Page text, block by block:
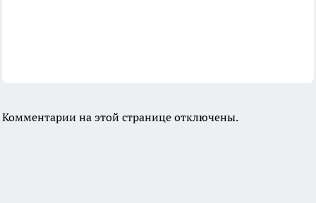
Комментарии на этой странице отключены.